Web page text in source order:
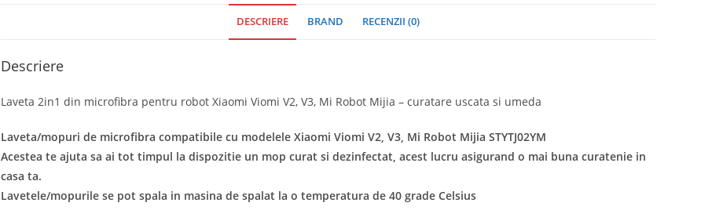
DESCRIERE BRAND RECENZII (0)
Descriere
Laveta 2in1 din microfibra pentru robot Xiaomi Viomi V2, V3, Mi Robot Mijia – curatare uscata si umeda
Laveta/mopuri de microfibra compatibile cu modelele Xiaomi Viomi V2, V3, Mi Robot Mijia STYTJ02YM
Acestea te ajuta sa ai tot timpul la dispozitie un mop curat si dezinfectat, acest lucru asigurand o mai buna curatenie in
casa ta.
Lavetele/mopurile se pot spala in masina de spalat la o temperatura de 40 grade Celsius